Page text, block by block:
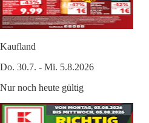
Kaufland
Do. 30.7. - Mi. 5.8.2026
Nur noch heute gültig